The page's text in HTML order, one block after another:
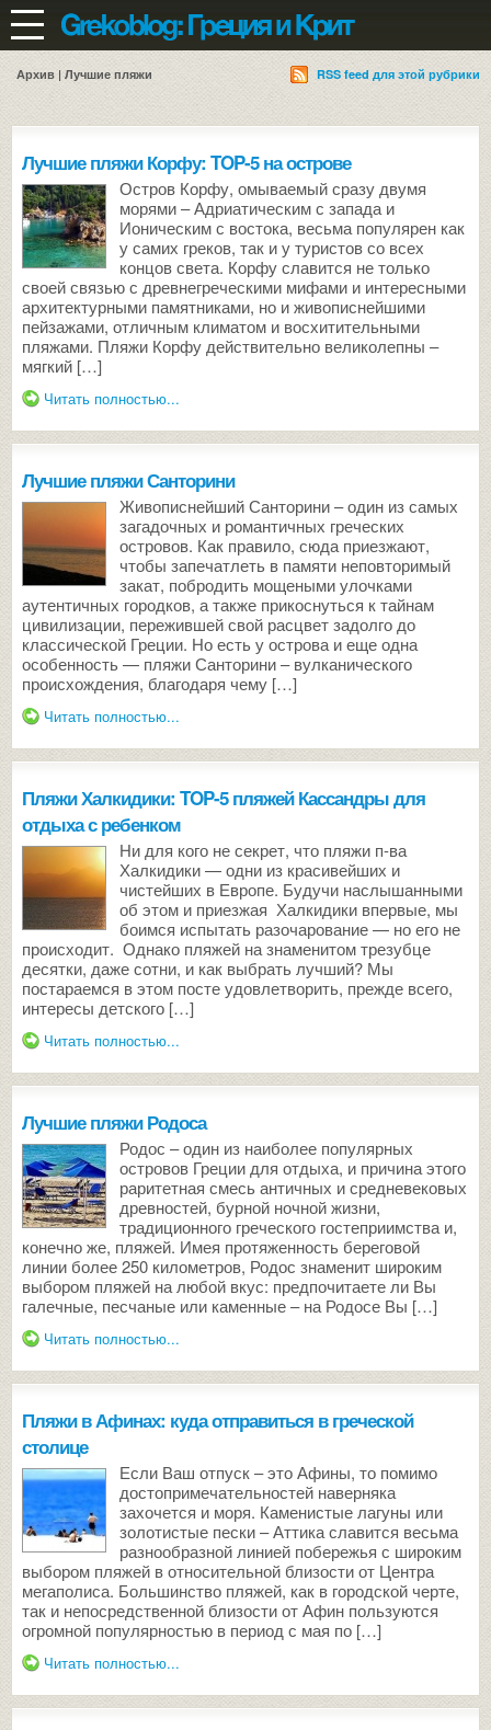
Архив | Лучшие пляжи RSS feed для этой рубрики
Лучшие пляжи Корфу: TOP-5 на острове
Остров Корфу, омываемый сразу двумя
морями – Адриатическим с запада и
Ионическим с востока, весьма популярен как
у самих греков, так и у туристов со всех
концов света. Корфу славится не только
своей связью с древнегреческими мифами и интересными
архитектурными памятниками, но и живописнейшими
пейзажами, отличным климатом и восхитительными
пляжами. Пляжи Корфу действительно великолепны –
мягкий […]
Читать полностью...
Лучшие пляжи Санторини
Живописнейший Санторини – один из самых
загадочных и романтичных греческих
островов. Как правило, сюда приезжают,
чтобы запечатлеть в памяти неповторимый
закат, побродить мощеными улочками
аутентичных городков, а также прикоснуться к тайнам
цивилизации, пережившей свой расцвет задолго до
классической Греции. Но есть у острова и еще одна
особенность — пляжи Санторини – вулканического
происхождения, благодаря чему […]
Читать полностью...
Пляжи Халкидики: TOP-5 пляжей Кассандры для
отдыха с ребенком
Ни для кого не секрет, что пляжи п-ва
Халкидики — одни из красивейших и
чистейших в Европе. Будучи наслышанными
об этом и приезжая Халкидики впервые, мы
боимся испытать разочарование — но его не
происходит. Однако пляжей на знаменитом трезубце
десятки, даже сотни, и как выбрать лучший? Мы
постараемся в этом посте удовлетворить, прежде всего,
интересы детского […]
Читать полностью...
Лучшие пляжи Родоса
Родос – один из наиболее популярных
островов Греции для отдыха, и причина этого
раритетная смесь античных и средневековых
древностей, бурной ночной жизни,
традиционного греческого гостеприимства и,
конечно же, пляжей. Имея протяженность береговой
линии более 250 километров, Родос знаменит широким
выбором пляжей на любой вкус: предпочитаете ли Вы
галечные, песчаные или каменные – на Родосе Вы […]
Читать полностью...
Пляжи в Афинах: куда отправиться в греческой
столице
Если Ваш отпуск – это Афины, то помимо
достопримечательностей наверняка
захочется и моря. Каменистые лагуны или
золотистые пески – Аттика славится весьма
разнообразной линией побережья с широким
выбором пляжей в относительной близости от Центра
мегаполиса. Большинство пляжей, как в городской черте,
так и непосредственной близости от Афин пользуются
огромной популярностью в период с мая по […]
Читать полностью...